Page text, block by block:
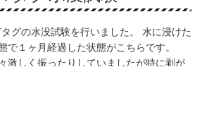
グの水没試験を行いました。 水に浸けた
で１ヶ月経過した状態がこちらです。
激しく振ったりしていましたが特に剥が